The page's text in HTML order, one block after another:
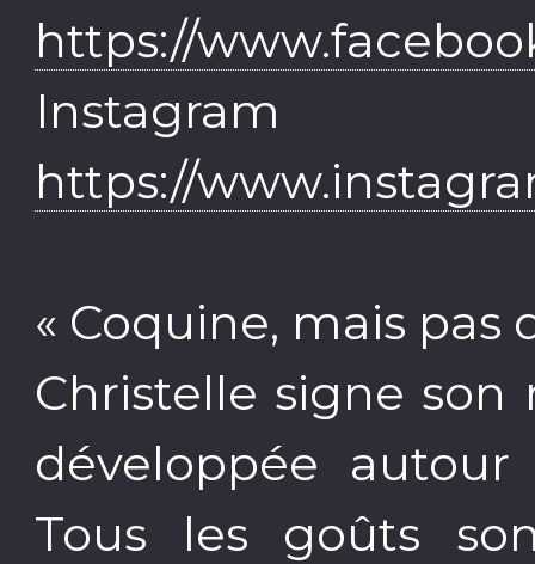
https://
https://
« Coquine, mais pas
Christelle signe
développée
Tous les goûts